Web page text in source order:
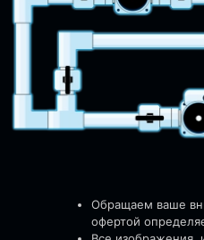
Обращаем ваше
офертой